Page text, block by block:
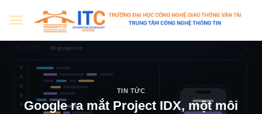
TIN TỨC
Google ra mắt Project IDX, một môi